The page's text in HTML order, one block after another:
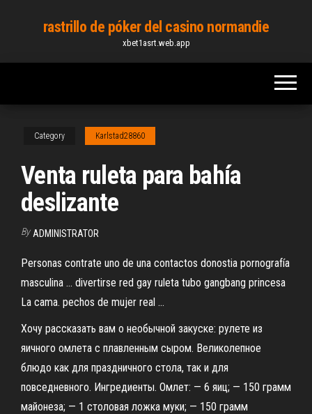
content
rastrillo de póker del casino normandie
xbet1asrt.web.app
Category Karlstad28860
Venta ruleta para bahía
deslizante
By ADMINISTRATOR
Personas contrate uno de una contactos donostia pornografía
masculina ... divertirse red gay ruleta tubo gangbang princesa
La cama. pechos de mujer real ...
Хочу рассказать вам о необычной закуске: рулете из
яичного омлета с плавленным сыром. Великолепное
блюдо как для праздничного стола, так и для
повседневного. Ингредиенты. Омлет: — 6 яиц; — 150 грамм
майонеза; — 1 столовая ложка муки; — 150 грамм